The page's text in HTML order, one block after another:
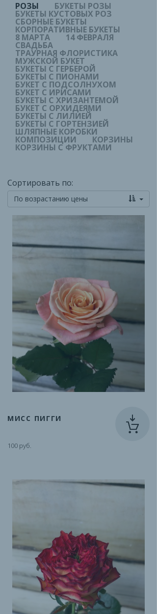
РОЗЫ БУКЕТЫ РОЗЫ
БУКЕТЫ КУСТОВЫХ РОЗ
СБОРНЫЕ БУКЕТЫ
КОРПОРАТИВНЫЕ БУКЕТЫ
8 МАРТА 14 ФЕВРАЛЯ
СВАДЬБА
ТРАУРНАЯ ФЛОРИСТИКА
МУЖСКОЙ БУКЕТ
БУКЕТЫ С ГЕРБЕРОЙ
БУКЕТЫ С ПИОНАМИ
БУКЕТ С ПОДСОЛНУХОМ
БУКЕТ С ИРИСАМИ
БУКЕТЫ С ХРИЗАНТЕМОЙ
БУКЕТ С ОРХИДЕЯМИ
БУКЕТЫ С ЛИЛИЕЙ
БУКЕТЫ С ГОРТЕНЗИЕЙ
ШЛЯПНЫЕ КОРОБКИ
КОМПОЗИЦИИ КОРЗИНЫ
КОРЗИНЫ С ФРУКТАМИ
Сортировать по:
По возрастанию цены
МИСС ПИГГИ
100 руб.